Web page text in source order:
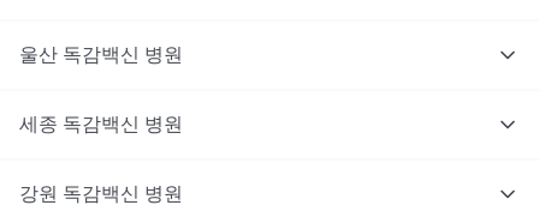
울산 독감백신 병원
세종 독감백신 병원
강원 독감백신 병원